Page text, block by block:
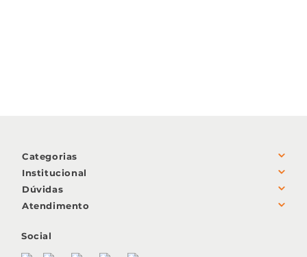
Categorias
+
Institucional
+
Código de ética
Dúvidas +
Poítica de privacidade
Atendimento +
(51) 3726.2600
Social